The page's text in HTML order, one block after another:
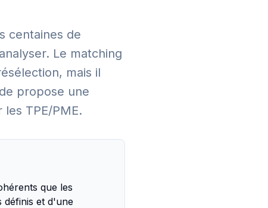
centaines de
Le matching
mais il
propose une
TPE/PME.
que les
définis et d'une